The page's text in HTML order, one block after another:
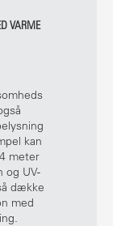
VARME
kan
meter
og UV-
dække
med